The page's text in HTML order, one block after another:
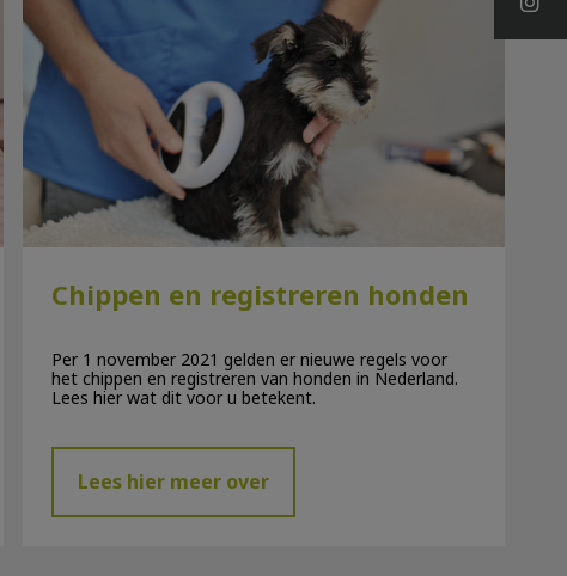
Chippen en registreren honden
Per 1 november 2021 gelden er nieuwe regels voor
het chippen en registreren van honden in Nederland.
Lees hier wat dit voor u betekent.
Lees hier meer over